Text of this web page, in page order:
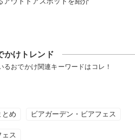
かけトレンド
るおでかけ関連キーワードはコレ！
とめ ビアガーデン・ビアフェス
ス